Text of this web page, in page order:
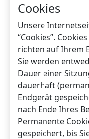
Cookies
Unsere
“Cookies”.
richten auf Ihrem
Sie werden
Dauer einer
dauerhaft
Endgerät
nach Ende Ihres
Permanente
gespeichert, bis